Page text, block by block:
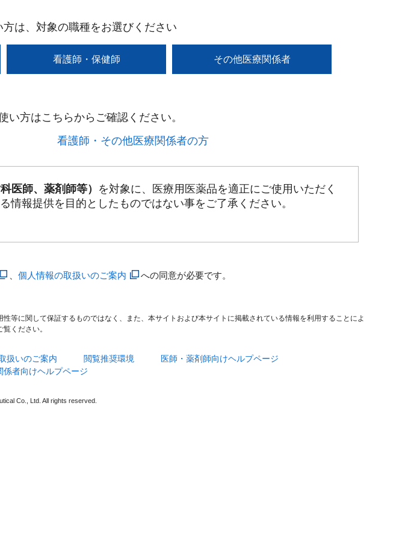
は、対象の職種をお選びください
看護師・保健師 その他医療関係者
方はこちらからご確認ください。​
看護師・その他医療関係者の方​
医師、薬剤師等） を対象に、医療用医薬品を適正にご使用いただく
報提供を目的としたものではない事をご了承ください。
、個人情報の取扱いのご案内 への同意が必要です。
等に関して保証するものではなく、また、本サイトおよび本サイトに掲載されている情報を利用することによ
ください。
扱いのご案内 閲覧推奨環境
医師・薬剤師向けヘルプページ
者向けヘルプページ
Co., Ltd. All rights reserved.